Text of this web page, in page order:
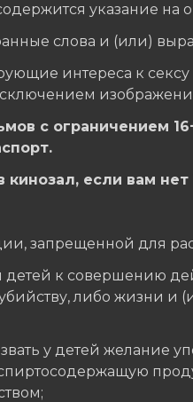
указание на
слова и (или)
интереса к
с ограничением
кинозал, если вам
запрещенной для
к совершению
либо жизни и
у детей желание